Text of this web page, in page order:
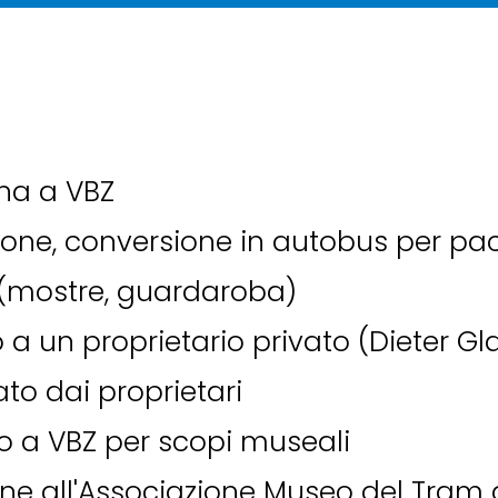
a VBZ
conversione in autobus per
guardaroba)
a un proprietario privato (Dieter
dai proprietari
a VBZ per scopi museali